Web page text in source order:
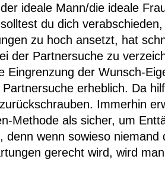
ideale Mann/die ideale
du dich
zu hoch ansetzt, hat
der Partnersuche zu
Eingrenzung der Wunsch-
erheblich. Da
Immerhin
Methode als sicher, um
denn wenn sowieso niemand
gerecht wird, wird